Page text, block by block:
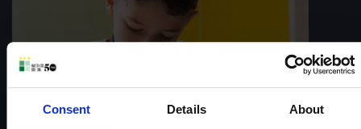
Consent Details About